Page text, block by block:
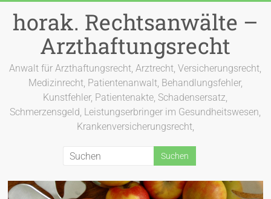
Inhalt
springen
horak. Rechtsanwälte –
Arzthaftungsrecht
Anwalt für Arzthaftungsrecht, Arztrecht, Versicherungsrecht,
Medizinrecht, Patientenanwalt, Behandlungsfehler,
Kunstfehler, Patientenakte, Schadensersatz,
Schmerzensgeld, Leistungserbringer im Gesundheitswesen,
Krankenversicherungsrecht,